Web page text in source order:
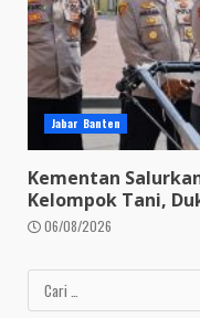
Jabar Banten
Kementan
Kelompok Tani,
06/08/2026
Cari
untuk: